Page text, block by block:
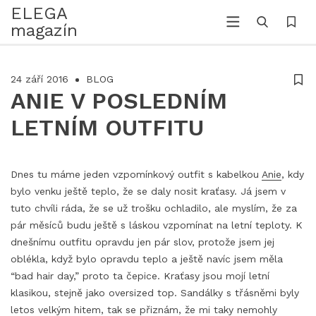
ELEGA
magazín
24 září 2016 BLOG
ANIE V POSLEDNÍM
LETNÍM OUTFITU
Dnes tu máme jeden vzpomínkový outfit s kabelkou Anie, kdy
bylo venku ještě teplo, že se daly nosit kraťasy. Já jsem v
tuto chvíli ráda, že se už trošku ochladilo, ale myslím, že za
pár měsíců budu ještě s láskou vzpomínat na letní teploty. K
dnešnímu outfitu opravdu jen pár slov, protože jsem jej
oblékla, když bylo opravdu teplo a ještě navíc jsem měla
“bad hair day,” proto ta čepice. Kraťasy jsou mojí letní
klasikou, stejně jako oversized top. Sandálky s třásněmi byly
letos velkým hitem, tak se přiznám, že mi taky nemohly